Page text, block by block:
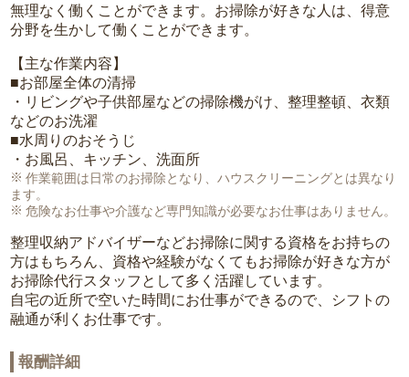
無理なく働くことができます。お掃除が好きな人は、得意
分野を生かして働くことができます。
【主な作業内容】
■お部屋全体の清掃
・リビングや子供部屋などの掃除機がけ、整理整頓、衣類
などのお洗濯
■水周りのおそうじ
・お風呂、キッチン、洗面所
作業範囲は日常のお掃除となり、ハウスクリーニングとは異なり
ます。
危険なお仕事や介護など専門知識が必要なお仕事はありません。
整理収納アドバイザーなどお掃除に関する資格をお持ちの
方はもちろん、資格や経験がなくてもお掃除が好きな方が
お掃除代行スタッフとして多く活躍しています。
自宅の近所で空いた時間にお仕事ができるので、シフトの
融通が利くお仕事です。
報酬詳細